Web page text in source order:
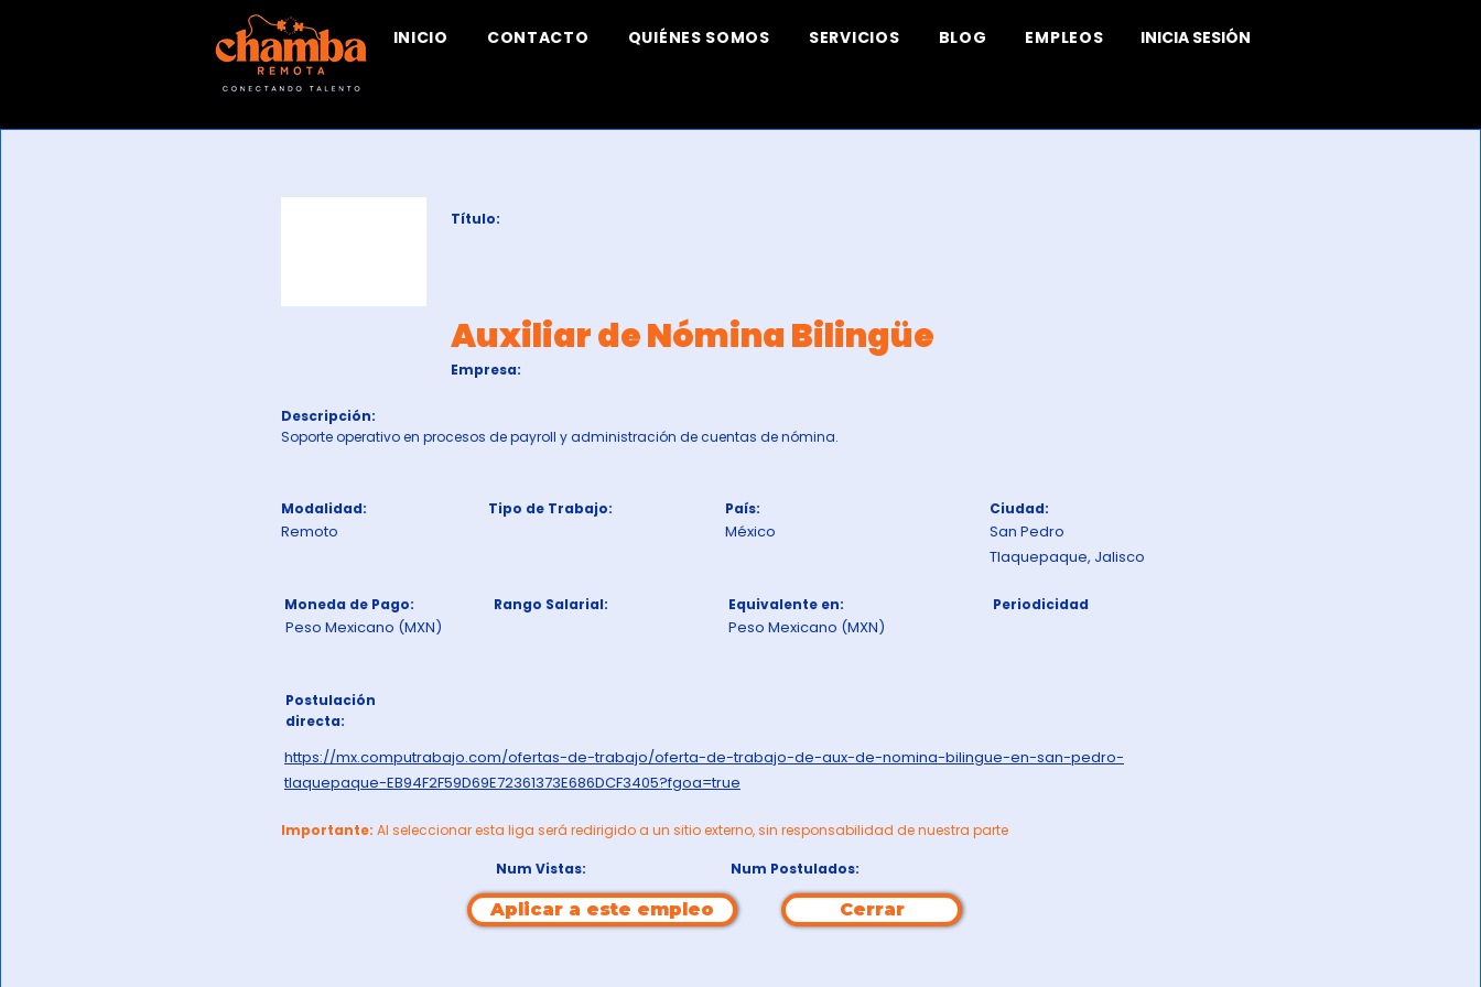
INICIO CONTACTO QUIÉNES SOMOS SERVICIOS BLOG EMPLEOS INICIA SESIÓN
Título:
Auxiliar de Nómina Bilingüe
Empresa:
Descripción:
Soporte operativo en procesos de payroll y administración de cuentas de nómina.
Modalidad:
Remoto
Tipo de Trabajo:
Moneda de Pago:
Peso Mexicano (MXN)
Rango Salarial:
País:
México
Equivalente en:
Peso Mexicano (MXN)
Ciudad:
San Pedro
Tlaquepaque, Jalisco
Periodicidad
Postulación
directa:
https://mx.computrabajo.com/ofertas-de-trabajo/oferta-de-trabajo-de-aux-de-nomina-bilingue-en-san-pedro-
tlaquepaque-EB94F2F59D69E72361373E686DCF3405?fgoa=true
Importante: Al seleccionar esta liga será redirigido a un sitio externo, sin responsabilidad de nuestra parte
Num Vistas: Num Postulados:
Aplicar a este empleo Cerrar